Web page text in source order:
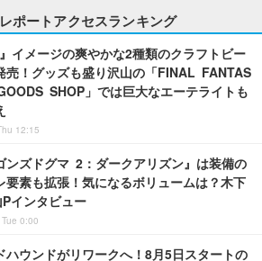
ポートアクセスランキング
』イメージの爽やかな2種類のクラフトビー
売！グッズも盛り沢山の「FINAL FANTAS
SHOP」では巨大なエーテライトも
12:15
ンズドグマ 2：ダークアリズン』は装備の
要素も拡張！気になるボリュームは？木下
Pインタビュー
0:00
ハウンドがリワークへ！8月5日スタートの